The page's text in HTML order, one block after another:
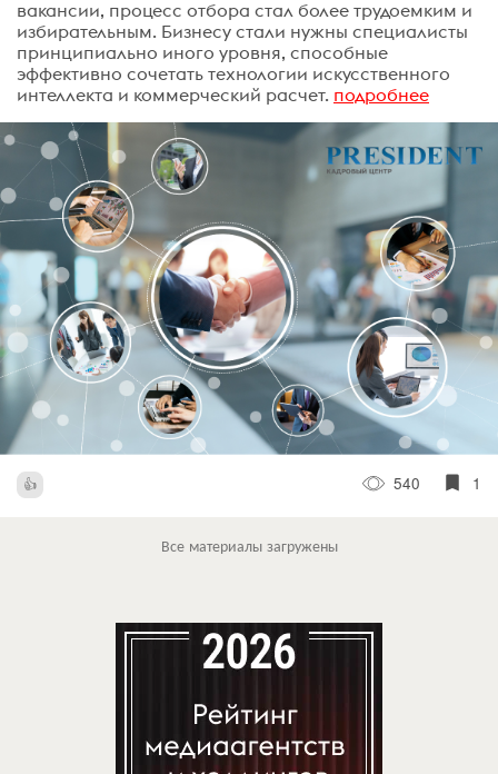
вакансии, процесс отбора стал более трудоемким и
избирательным. Бизнесу стали нужны специалисты
принципиально иного уровня, способные
эффективно сочетать технологии искусственного
интеллекта и коммерческий расчет. подробнее
540 1
Все материалы загружены